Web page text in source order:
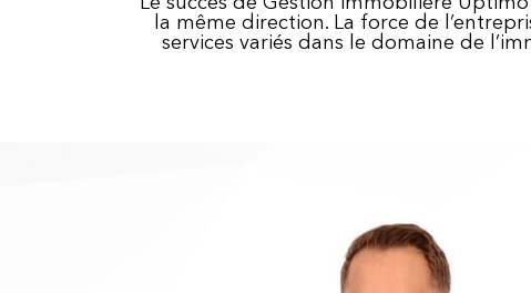
la même direction. La force de
services variés dans le domaine de